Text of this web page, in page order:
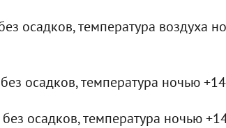
осадков, температура воздуха
осадков, температура ночью
осадков, температура ночью